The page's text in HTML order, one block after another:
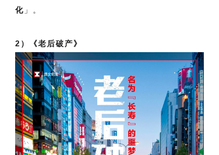
化 」。
2）《老后破产》